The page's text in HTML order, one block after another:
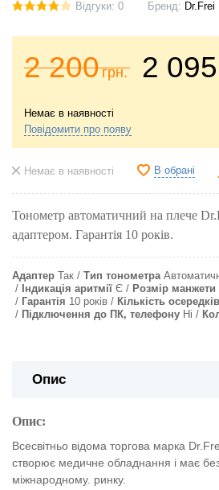
Відгуки: 0 Бренд: Dr.Frei
2 200грн. 2 095
Немає в наявності
Повідомити про появу
Немає в наявності В обрані
Тонометр автоматичний на плече
адаптером. Гарантія 10 років.
Адаптер Так Тип тонометра
Індикація аритмії Є Розмір манжети
Гарантія 10 років Кількість
Підключення до ПК, телефону Ні
Опис
Опис:
Всесвітньо відома торгова марка
створює медичне обладнання і має
міжнародному. ринку.